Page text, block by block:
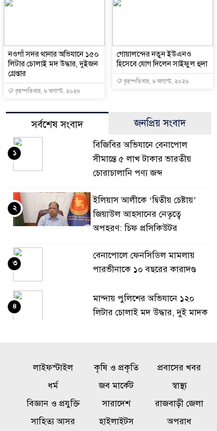
নওগাঁ সদর থানার অভিযানে ১৫০
লিটার চোলাই মদ উদ্ধার, দুইজন
গ্রেপ্তার
বৃহস্পতিবার, ৬ অগাস্ট, ২০২৬
গোয়ালন্দের নতুন ইউএনও
হিসেবে যোগ দিলেন সাইফুল হুদা
বৃহস্পতিবার, ৬ অগাস্ট, ২০২৬
সর্বশেষ সংবাদ জনপ্রিয় সংবাদ
বিজিবির অভিযানে বেনাপোল
সীমান্তে ৫ লাখ টাকার ভারতীয়
চোরাচালানি পণ্য জব্দ
১
ইলিয়াস আলীকে ‘দ্বিতীয় চেষ্টায়’
জিয়াউল আহসানের নেতৃত্বে
অপহরণ: চিফ প্রসিকিউটর
২
বেনাপোলে ফেনসিডিল মামলায়
পারভীনাকে ১০ বছরের কারাদণ্ড
৩
মান্দায় পুলিশের অভিযানে ১২০
লিটার চোলাই মদ উদ্ধার, দুই মাদক
৪
জামায়াত নেতা বহিষ্কার
১০ তলা থেকে পড়ে গর্ভবতী নারীর
মৃত্যু, অলৌকিকভাবে বেঁচে গেল
অনাগত শিশু!
লাইফস্টাইল কৃষি ও প্রকৃতি
প্রবাসের খবর
ধর্ম
জব মার্কেট
স্বাস্থ্য
বিজ্ঞান ও প্রযুক্তি
সারাদেশ
রাজবাড়ী জেলা
সাহিত্য আসর
হাইলাইটস
অপরাধ